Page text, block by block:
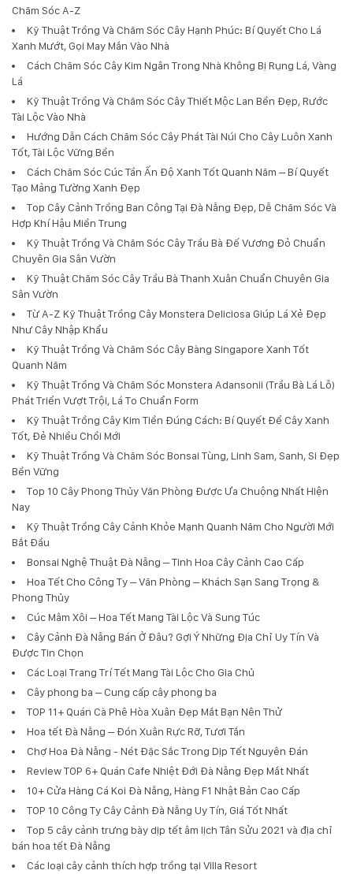
Chăm Sóc A-Z
Kỹ Thuật Trồng Và Chăm Sóc Cây Hạnh Phúc: Bí Quyết Cho Lá
Xanh Mướt, Gọi May Mắn Vào Nhà
Cách Chăm Sóc Cây Kim Ngân Trong Nhà Không Bị Rụng Lá, Vàng
Lá
Kỹ Thuật Trồng Và Chăm Sóc Cây Thiết Mộc Lan Bền Đẹp, Rước
Tài Lộc Vào Nhà
Hướng Dẫn Cách Chăm Sóc Cây Phát Tài Núi Cho Cây Luôn Xanh
Tốt, Tài Lộc Vững Bền
Cách Chăm Sóc Cúc Tần Ấn Độ Xanh Tốt Quanh Năm – Bí Quyết
Tạo Mảng Tường Xanh Đẹp
Top Cây Cảnh Trồng Ban Công Tại Đà Nẵng Đẹp, Dễ Chăm Sóc Và
Hợp Khí Hậu Miền Trung
Kỹ Thuật Trồng Và Chăm Sóc Cây Trầu Bà Đế Vương Đỏ Chuẩn
Chuyên Gia Sân Vườn
Kỹ Thuật Chăm Sóc Cây Trầu Bà Thanh Xuân Chuẩn Chuyên Gia
Sân Vườn
Từ A-Z Kỹ Thuật Trồng Cây Monstera Deliciosa Giúp Lá Xẻ Đẹp
Như Cây Nhập Khẩu
Kỹ Thuật Trồng Và Chăm Sóc Cây Bàng Singapore Xanh Tốt
Quanh Năm
Kỹ Thuật Trồng Và Chăm Sóc Monstera Adansonii (Trầu Bà Lá Lỗ)
Phát Triển Vượt Trội, Lá To Chuẩn Form
Kỹ Thuật Trồng Cây Kim Tiền Đúng Cách: Bí Quyết Để Cây Xanh
Tốt, Đẻ Nhiều Chồi Mới
Kỹ Thuật Trồng Và Chăm Sóc Bonsai Tùng, Linh Sam, Sanh, Si Đẹp
Bền Vững
Top 10 Cây Phong Thủy Văn Phòng Được Ưa Chuộng Nhất Hiện
Nay
Kỹ Thuật Trồng Cây Cảnh Khỏe Mạnh Quanh Năm Cho Người Mới
Bắt Đầu
Bonsai Nghệ Thuật Đà Nẵng – Tinh Hoa Cây Cảnh Cao Cấp
Hoa Tết Cho Công Ty – Văn Phòng – Khách Sạn Sang Trọng &
Phong Thủy
Cúc Mâm Xôi – Hoa Tết Mang Tài Lộc Và Sung Túc
Cây Cảnh Đà Nẵng Bán Ở Đâu? Gợi Ý Những Địa Chỉ Uy Tín Và
Được Tin Chọn
Các Loại Trang Trí Tết Mang Tài Lộc Cho Gia Chủ
Cây phong ba – Cung cấp cây phong ba
TOP 11+ Quán Cà Phê Hòa Xuân Đẹp Mắt Bạn Nên Thử
Hoa tết Đà Nẵng – Đón Xuân Rực Rỡ, Tươi Tắn
Chợ Hoa Đà Nẵng - Nét Đặc Sắc Trong Dịp Tết Nguyên Đán
Review TOP 6+ Quán Cafe Nhiệt Đới Đà Nẵng Đẹp Mắt Nhất
10+ Cửa Hàng Cá Koi Đà Nẵng, Hàng F1 Nhật Bản Cao Cấp
TOP 10 Công Ty Cây Cảnh Đà Nẵng Uy Tín, Giá Tốt Nhất
Top 5 cây cảnh trưng bày dịp tết âm lịch Tân Sửu 2021 và địa chỉ
bán hoa tết Đà Nẵng
Các loại cây cảnh thích hợp trồng tại Villa Resort